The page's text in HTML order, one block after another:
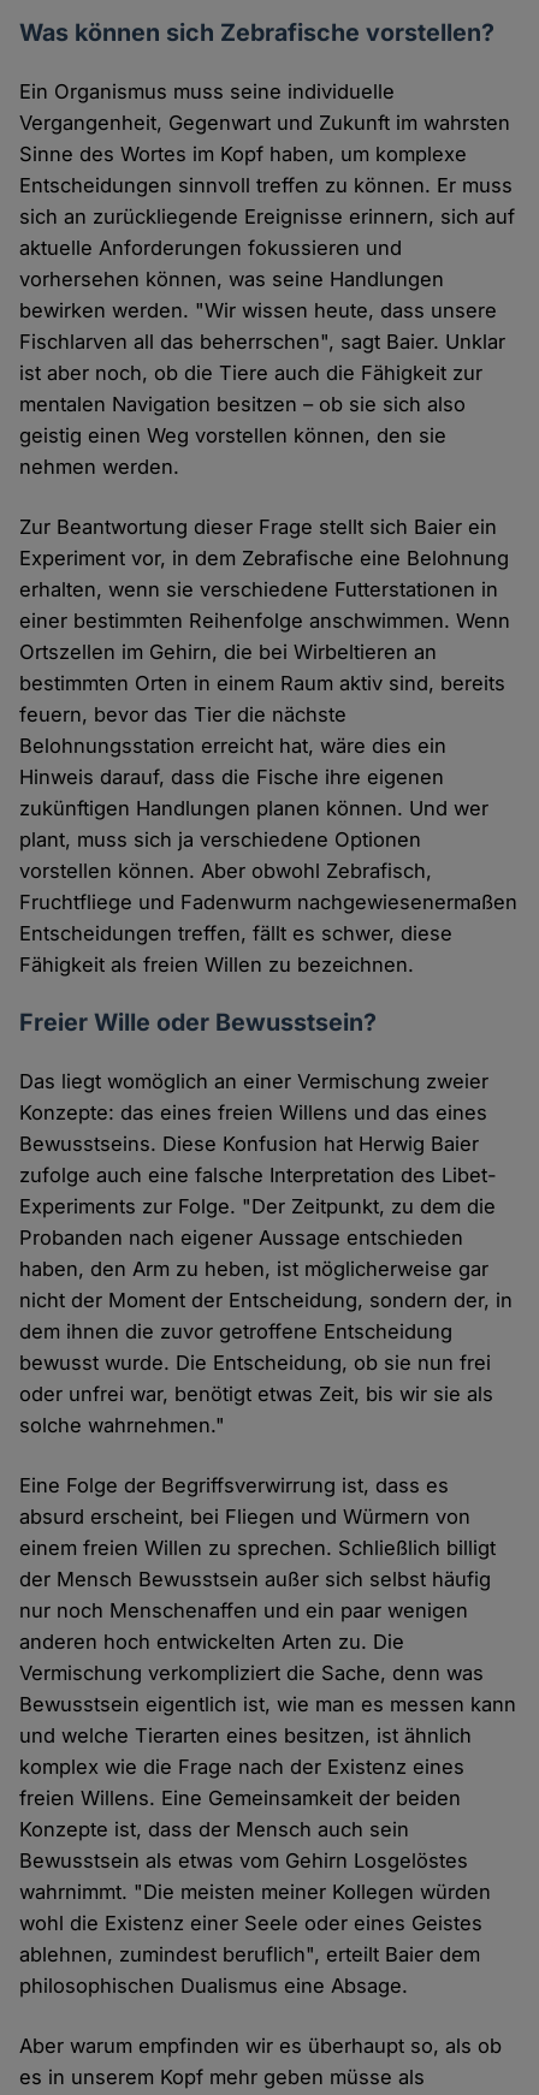
Was können sich Zebrafische vorstellen?
Ein Organismus muss seine individuelle
Vergangenheit, Gegenwart und Zukunft im wahrsten
Sinne des Wortes im Kopf haben, um komplexe
Entscheidungen sinnvoll treffen zu können. Er muss
sich an zurückliegende Ereignisse erinnern, sich auf
aktuelle Anforderungen fokussieren und
vorhersehen können, was seine Handlungen
bewirken werden. "Wir wissen heute, dass unsere
Fischlarven all das beherrschen", sagt Baier. Unklar
ist aber noch, ob die Tiere auch die Fähigkeit zur
mentalen Navigation besitzen – ob sie sich also
geistig einen Weg vorstellen können, den sie
nehmen werden.
Zur Beantwortung dieser Frage stellt sich Baier ein
Experiment vor, in dem Zebrafische eine Belohnung
erhalten, wenn sie verschiedene Futterstationen in
einer bestimmten Reihenfolge anschwimmen. Wenn
Ortszellen im Gehirn, die bei Wirbeltieren an
bestimmten Orten in einem Raum aktiv sind, bereits
feuern, bevor das Tier die nächste
Belohnungsstation erreicht hat, wäre dies ein
Hinweis darauf, dass die Fische ihre eigenen
zukünftigen Handlungen planen können. Und wer
plant, muss sich ja verschiedene Optionen
vorstellen können. Aber obwohl Zebrafisch,
Fruchtfliege und Fadenwurm nachgewiesenermaßen
Entscheidungen treffen, fällt es schwer, diese
Fähigkeit als freien Willen zu bezeichnen.
Freier Wille oder Bewusstsein?
Das liegt womöglich an einer Vermischung zweier
Konzepte: das eines freien Willens und das eines
Bewusstseins. Diese Konfusion hat Herwig Baier
zufolge auch eine falsche Interpretation des Libet-
Experiments zur Folge. "Der Zeitpunkt, zu dem die
Probanden nach eigener Aussage entschieden
haben, den Arm zu heben, ist möglicherweise gar
nicht der Moment der Entscheidung, sondern der, in
dem ihnen die zuvor getroffene Entscheidung
bewusst wurde. Die Entscheidung, ob sie nun frei
oder unfrei war, benötigt etwas Zeit, bis wir sie als
solche wahrnehmen."
Eine Folge der Begriffsverwirrung ist, dass es
absurd erscheint, bei Fliegen und Würmern von
einem freien Willen zu sprechen. Schließlich billigt
der Mensch Bewusstsein außer sich selbst häufig
nur noch Menschenaffen und ein paar wenigen
anderen hoch entwickelten Arten zu. Die
Vermischung verkompliziert die Sache, denn was
Bewusstsein eigentlich ist, wie man es messen kann
und welche Tierarten eines besitzen, ist ähnlich
komplex wie die Frage nach der Existenz eines
freien Willens. Eine Gemeinsamkeit der beiden
Konzepte ist, dass der Mensch auch sein
Bewusstsein als etwas vom Gehirn Losgelöstes
wahrnimmt. "Die meisten meiner Kollegen würden
wohl die Existenz einer Seele oder eines Geistes
ablehnen, zumindest beruflich", erteilt Baier dem
philosophischen Dualismus eine Absage.
Aber warum empfinden wir es überhaupt so, als ob
es in unserem Kopf mehr geben müsse als